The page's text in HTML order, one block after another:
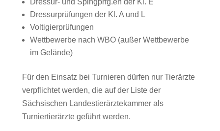
Dressur- und Spingprfg.en der Kl. E
Dressurprüfungen der Kl. A und L
Voltigierprüfungen
Wettbewerbe nach WBO (außer Wettbewerbe
im Gelände)
Für den Einsatz bei Turnieren dürfen nur Tierärzte
verpflichtet werden, die auf der Liste der
Sächsischen Landestierärztekammer als
Turniertierärzte geführt werden.